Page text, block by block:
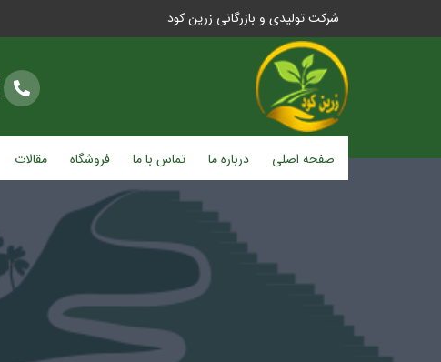
شرکت تولیدی و بازرگانی زرین کود
صفحه اصلی درباره ما تماس با ما فروشگاه مقالات